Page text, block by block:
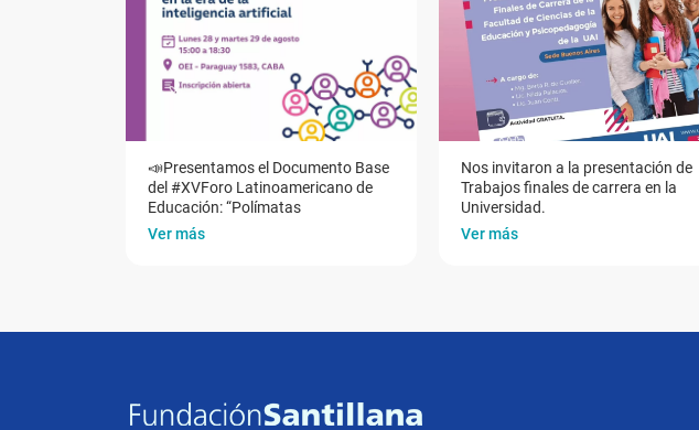
📣Presentamos el Documento Base
del #XVForo Latinoamericano de
Educación: “Polímatas
Ver más
Nos invitaron a la presentación de
Trabajos finales de carrera en la
Universidad.
Ver más